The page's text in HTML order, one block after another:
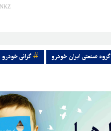
گروه صنعتی ایران خودرو گرانی خودرو